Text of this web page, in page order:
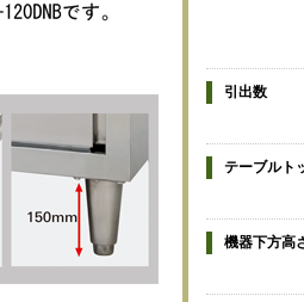
引出数
テーブルト
機器下方高